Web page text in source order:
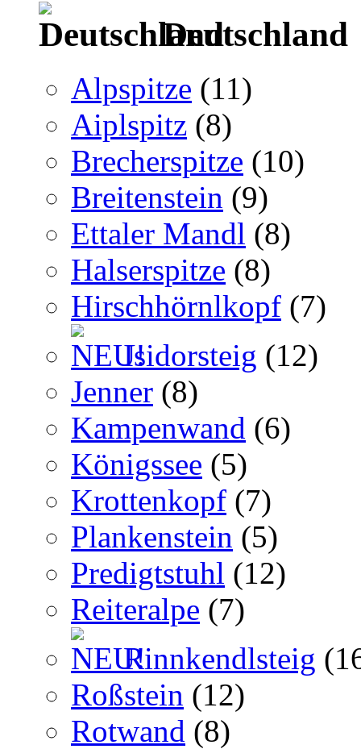
Deutschland
Alpspitze (11)
Aiplspitz (8)
Brecherspitze (10)
Breitenstein (9)
Ettaler Mandl (8)
Halserspitze (8)
Hirschhörnlkopf (7)
Isidorsteig (12)
Jenner (8)
Kampenwand (6)
Königssee (5)
Krottenkopf (7)
Plankenstein (5)
Predigtstuhl (12)
Reiteralpe (7)
Rinnkendlsteig
Roßstein (12)
Rotwand (8)